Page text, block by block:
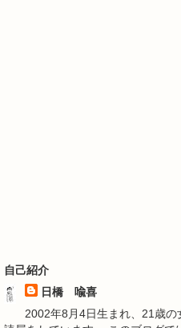
自己紹介
日橋 喩喜
2002年8月4日生まれ、21歳